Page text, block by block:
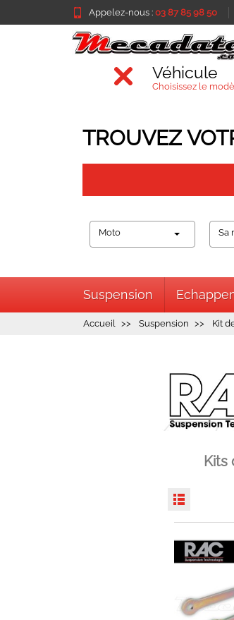
Appelez-nous : 03 87 85 98 50
Véhicule
Choisissez le
TROUVEZ
Moto Sa
Suspension
Accueil Suspension Kit
Kits